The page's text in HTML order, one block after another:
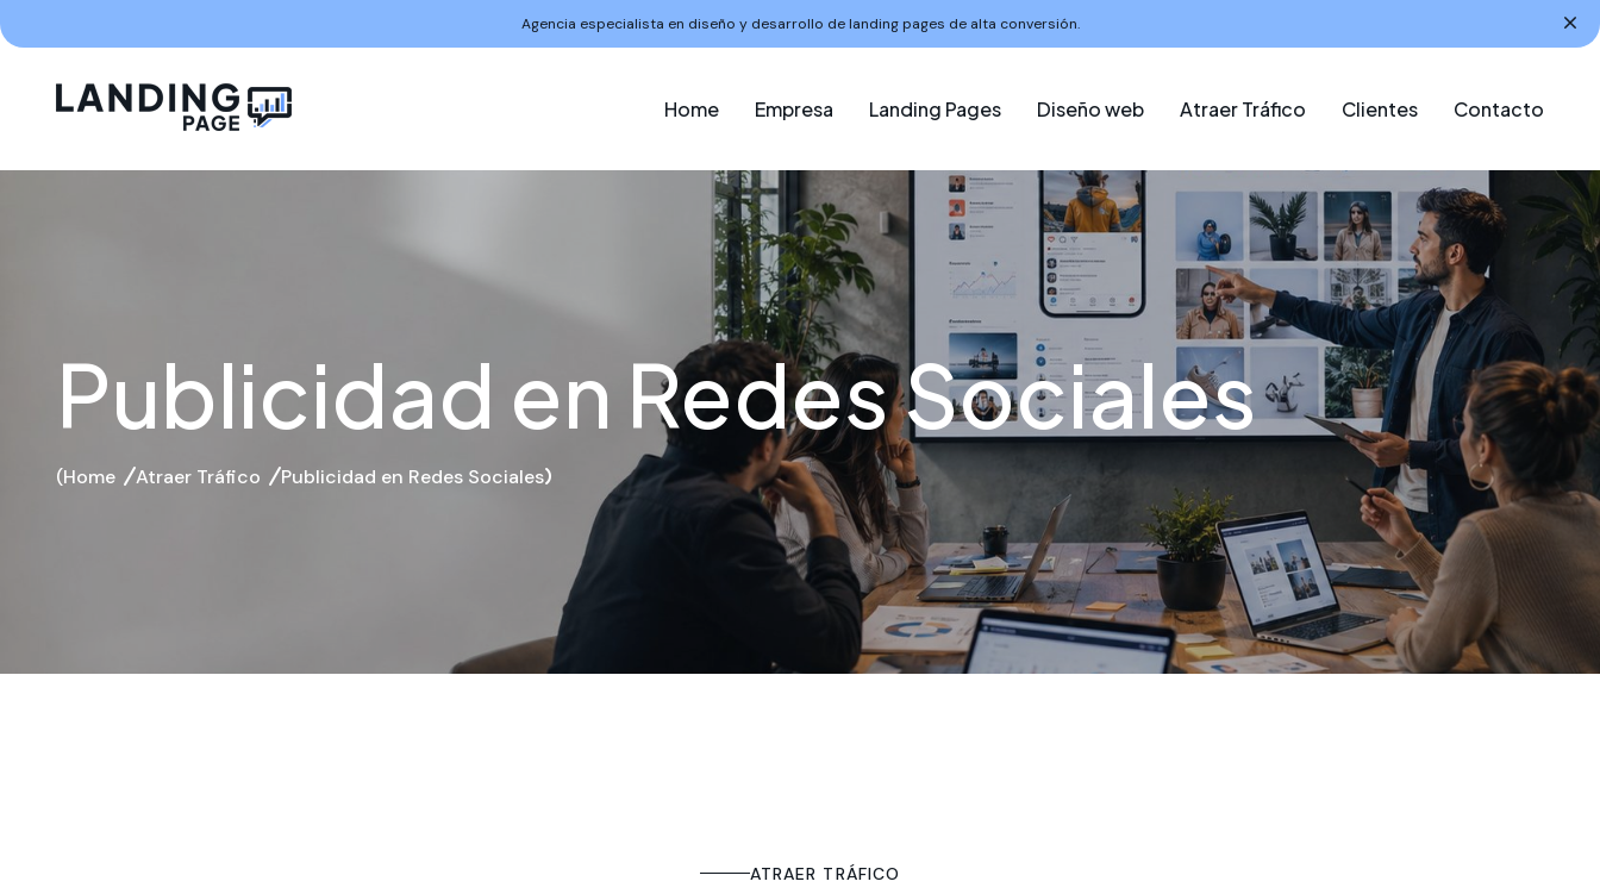
Agencia especialista en diseño y desarrollo de landing pages de alta conversión.
Home Empresa Landing Pages Diseño web Atraer Tráfico Clientes Contacto
Publicidad en Redes Sociales
Home Atraer Tráfico Publicidad en Redes Sociales
ATRAER TRÁFICO